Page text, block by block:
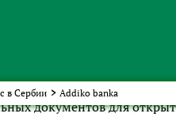
в Сербии > Addiko banka
предоставить
Вам полный
счета;
документов для